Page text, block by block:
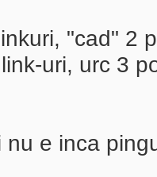
"cad" 2
uri, urc 3
nu e inca